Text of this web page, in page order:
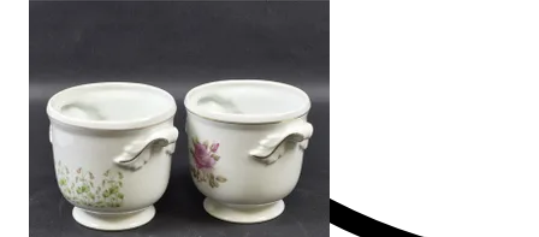
Ersättning om du inte får din vara